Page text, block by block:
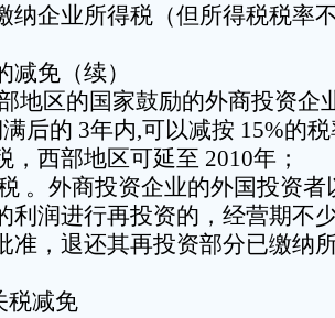
纳企业所得税（但所得税税率
减免（续）
地区的国家鼓励的外商投资企
后的 3年内,可以减按 15%的
，西部地区可延至 2010年；
。外商投资企业的外国投资者
利润进行再投资的，经营期不
准，退还其再投资部分已缴纳
税减免